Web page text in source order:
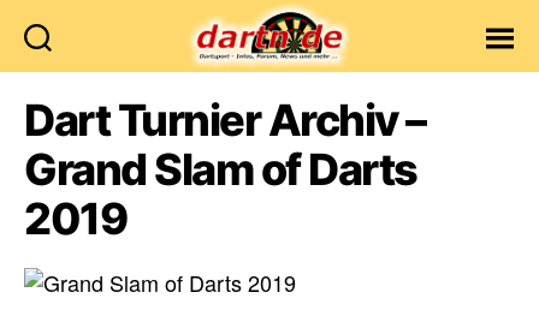
Dart Turnier Archiv –
Grand Slam of Darts
2019